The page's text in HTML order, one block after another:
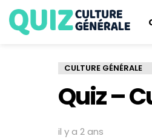
CULTURE GÉNÉRALE
Quiz –
il y a 2 ans